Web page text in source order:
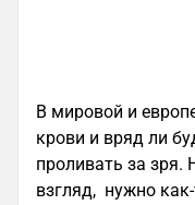
В мировой и
крови и вряд ли
проливать за зря.
взгляд, нужно